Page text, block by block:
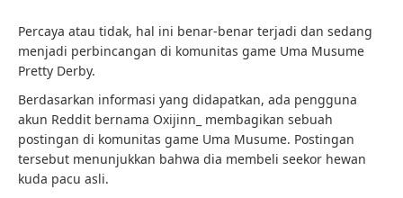
Percaya atau tidak, hal ini benar-benar terjadi dan sedang
menjadi perbincangan di komunitas game Uma Musume
Pretty Derby.
Berdasarkan informasi yang didapatkan, ada pengguna
akun Reddit bernama Oxijinn_ membagikan sebuah
postingan di komunitas game Uma Musume. Postingan
tersebut menunjukkan bahwa dia membeli seekor hewan
kuda pacu asli.